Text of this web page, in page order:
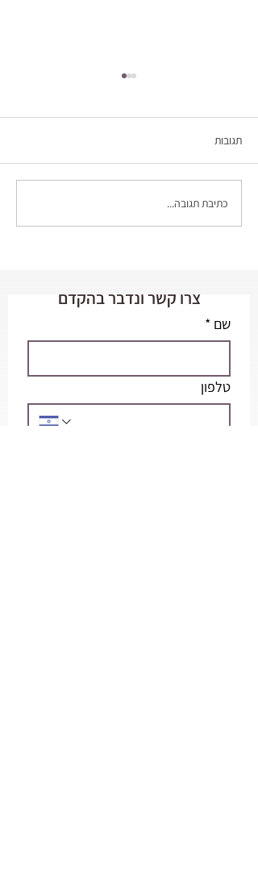
הפן הרגשי של הטיפול
הפיזיותרפי
תגובות
כתיבת תגובה...
שם *
טלפון
צרו קשר ונדבר בהקדם